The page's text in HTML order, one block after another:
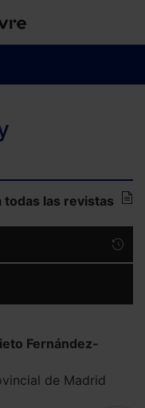
todas las revistas
Fernández-
de Madrid